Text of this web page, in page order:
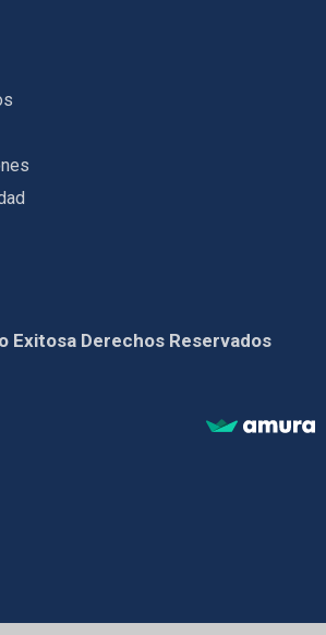
Exitosa Derechos Reservados